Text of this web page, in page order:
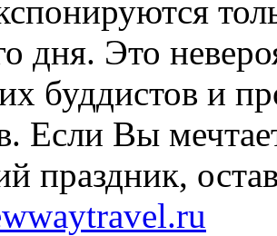
дня. Это
буддистов и
Если Вы
праздник,